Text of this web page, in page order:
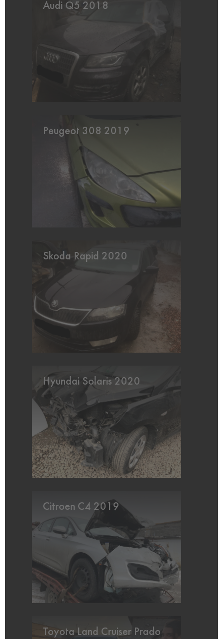
Audi Q5 2018
Peugeot 308 2019
Skoda Rapid 2020
Hyundai Solaris 2020
Citroen C4 2019
Toyota Land Cruiser Prado